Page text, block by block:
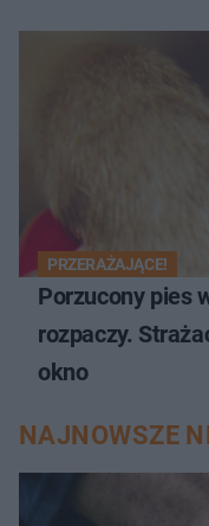
PRZERAŻAJĄCE!
Porzucony pies
rozpaczy.
okno
NAJNOWSZE